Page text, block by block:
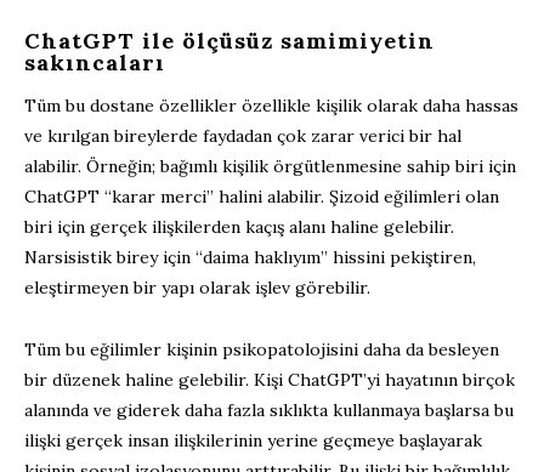
ChatGPT ile ölçüsüz samimiyetin
sakıncaları
Tüm bu dostane özellikler özellikle kişilik olarak daha hassas
ve kırılgan bireylerde faydadan çok zarar verici bir hal
alabilir. Örneğin; bağımlı kişilik örgütlenmesine sahip biri için
ChatGPT “karar merci” halini alabilir. Şizoid eğilimleri olan
biri için gerçek ilişkilerden kaçış alanı haline gelebilir.
Narsisistik birey için “daima haklıyım” hissini pekiştiren,
eleştirmeyen bir yapı olarak işlev görebilir.
Tüm bu eğilimler kişinin psikopatolojisini daha da besleyen
bir düzenek haline gelebilir. Kişi ChatGPT’yi hayatının birçok
alanında ve giderek daha fazla sıklıkta kullanmaya başlarsa bu
ilişki gerçek insan ilişkilerinin yerine geçmeye başlayarak